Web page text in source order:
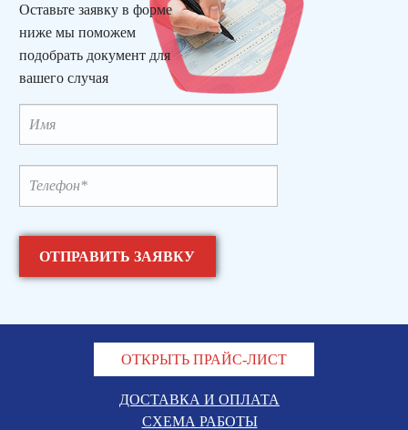
Оставьте заявку в форме
ниже мы поможем
подобрать документ для
вашего случая
ОТКРЫТЬ ПРАЙС-ЛИСТ
ДОСТАВКА И ОПЛАТА
СХЕМА РАБОТЫ